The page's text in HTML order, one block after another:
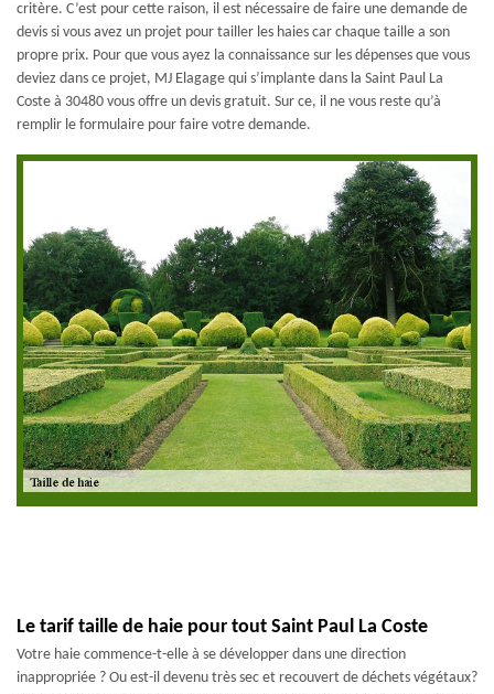
critère. C’est pour cette raison, il est nécessaire de faire une demande de
devis si vous avez un projet pour tailler les haies car chaque taille a son
propre prix. Pour que vous ayez la connaissance sur les dépenses que vous
deviez dans ce projet, MJ Elagage qui s’implante dans la Saint Paul La
Coste à 30480 vous offre un devis gratuit. Sur ce, il ne vous reste qu’à
remplir le formulaire pour faire votre demande.
Le tarif taille de haie pour tout Saint Paul La Coste
Votre haie commence-t-elle à se développer dans une direction
inappropriée ? Ou est-il devenu très sec et recouvert de déchets végétaux?